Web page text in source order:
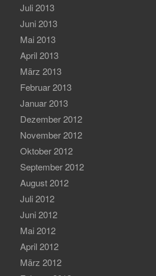
Juli 2013
Juni 2013
Mai 2013
April 2013
März 2013
Februar 2013
Januar 2013
Dezember 2012
November 2012
Oktober 2012
September 2012
August 2012
Juli 2012
Juni 2012
Mai 2012
April 2012
März 2012